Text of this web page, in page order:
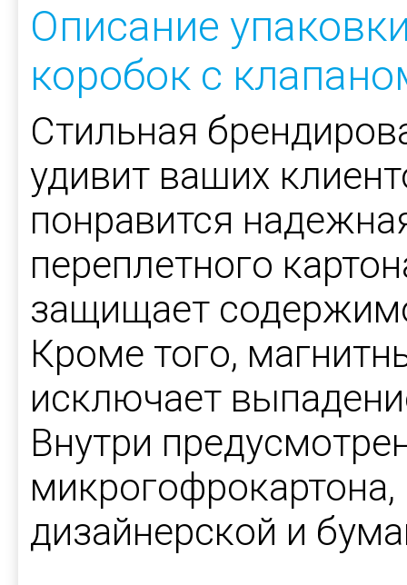
Описание
коробок с
Стильная
удивит ваших
понравится
переплетного
защищает
Кроме того,
исключает
Внутри
дизайнерской и